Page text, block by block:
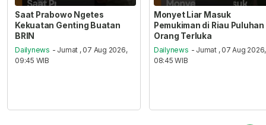
Saat Prabowo Ngetes
Kekuatan Genting Buatan
BRIN
Dailynews - Jumat , 07 Aug 2026,
09:45 WIB
Monyet Liar Masuk
Pemukiman di Riau Puluhan
Orang Terluka
Dailynews - Jumat , 07 Aug 2026,
08:45 WIB